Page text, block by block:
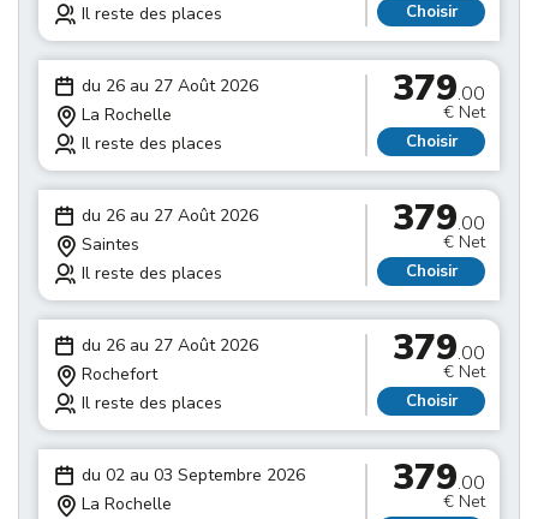
Il reste des places
Choisir
du 26 au 27 Août 2026
La Rochelle
Il reste des places
379.00
€ Net
Choisir
du 26 au 27 Août 2026
Saintes
Il reste des places
379.00
€ Net
Choisir
du 26 au 27 Août 2026
Rochefort
Il reste des places
379.00
€ Net
Choisir
du 02 au 03 Septembre 2026
La Rochelle
379.00
€ Net